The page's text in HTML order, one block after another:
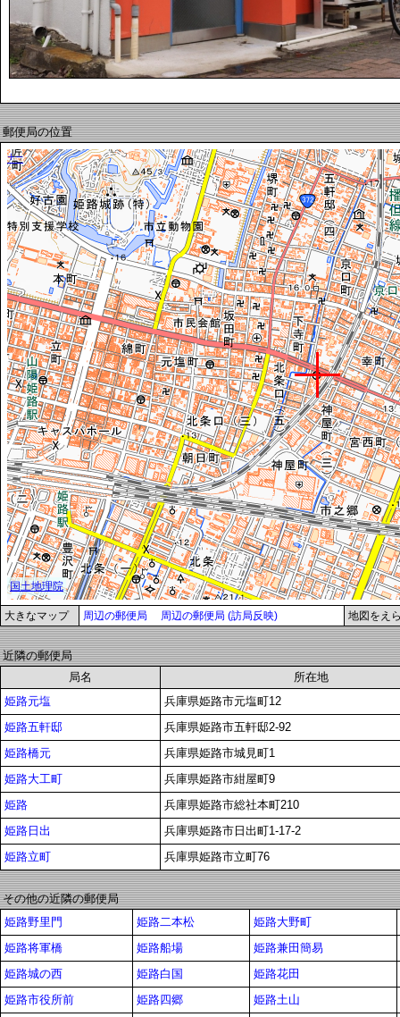
郵便局の位置
大きなマップ 周辺の郵便局 周辺の郵便局 (訪局反映) 地図をえ
近隣の郵便局
局名
所在地
姫路元塩
兵庫県姫路市元塩町12
姫路五軒邸
兵庫県姫路市五軒邸2-92
姫路橋元
兵庫県姫路市城見町1
姫路大工町
兵庫県姫路市紺屋町9
姫路
兵庫県姫路市総社本町210
姫路日出
兵庫県姫路市日出町1-17-2
姫路立町
兵庫県姫路市立町76
その他の近隣の郵便局
姫路野里門
姫路二本松
姫路大野町
姫路将軍橋
姫路船場
姫路兼田簡易
姫路城の西
姫路白国
姫路花田
姫路市役所前
姫路四郷
姫路土山